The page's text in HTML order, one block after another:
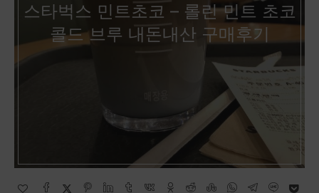
스타벅스 민트초코 – 롤린 민트 초코
콜드 브루 내돈내산 구매후기